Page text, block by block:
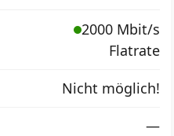
2000 Mbit/s
Flatrate
Nicht möglich!
—